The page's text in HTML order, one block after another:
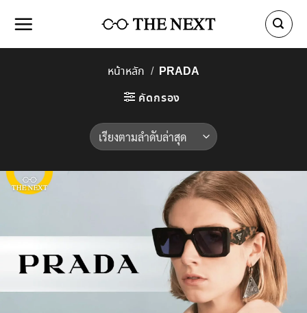
หน้าหลัก / PRADA
คัดกรอง